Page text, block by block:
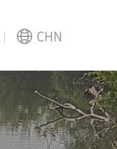
CHN